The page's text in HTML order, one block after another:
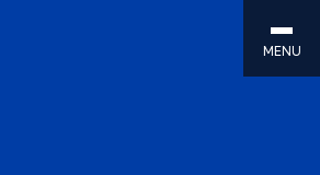
MENU